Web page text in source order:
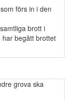
förs in i den
brott i
begått brottet
grova ska